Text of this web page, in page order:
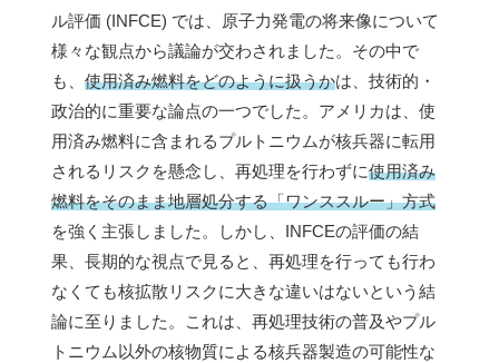
ル評価 (INFCE) では、原子力発電の将来像について
様々な観点から議論が交わされました。その中で
も、 使用済み燃料をどのように扱うかは、技術的・
政治的に重要な論点の一つでした。アメリカは、使
用済み燃料に含まれるプルトニウムが核兵器に転用
されるリスクを懸念し、再処理を行わずに使用済み
燃料をそのまま地層処分する「ワンススルー」方式
を強く主張しました。しかし、INFCEの評価の結
果、長期的な視点で見ると、再処理を行っても行わ
なくても核拡散リスクに大きな違いはないという結
論に至りました。これは、再処理技術の普及やプル
トニウム以外の核物質による核兵器製造の可能性な